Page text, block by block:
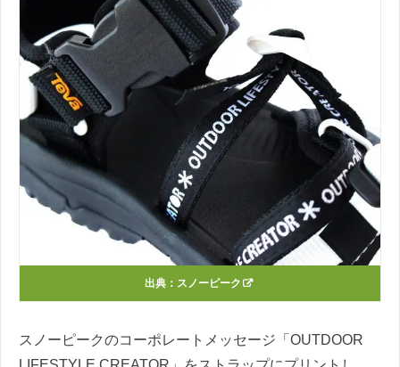
出典： スノーピーク
スノーピークのコーポレートメッセージ「OUTDOOR